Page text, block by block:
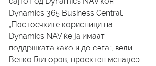
Dynamics 365 Business Central.
„Постоечките корисници на
Dynamics NAV ќе ја имаат
поддршката како и до сега“, вели
Венко Глигоров, проектен менаџер